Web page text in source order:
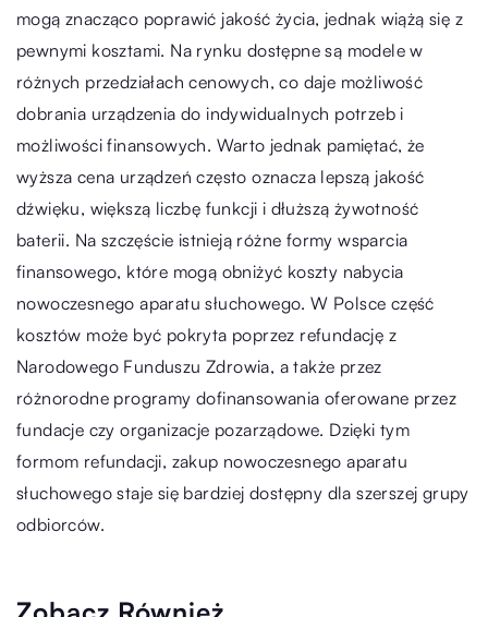
mogą znacząco poprawić jakość życia, jednak wiążą się z
pewnymi kosztami. Na rynku dostępne są modele w
różnych przedziałach cenowych, co daje możliwość
dobrania urządzenia do indywidualnych potrzeb i
możliwości finansowych. Warto jednak pamiętać, że
wyższa cena urządzeń często oznacza lepszą jakość
dźwięku, większą liczbę funkcji i dłuższą żywotność
baterii. Na szczęście istnieją różne formy wsparcia
finansowego, które mogą obniżyć koszty nabycia
nowoczesnego aparatu słuchowego. W Polsce część
kosztów może być pokryta poprzez refundację z
Narodowego Funduszu Zdrowia, a także przez
różnorodne programy dofinansowania oferowane przez
fundacje czy organizacje pozarządowe. Dzięki tym
formom refundacji, zakup nowoczesnego aparatu
słuchowego staje się bardziej dostępny dla szerszej grupy
odbiorców.